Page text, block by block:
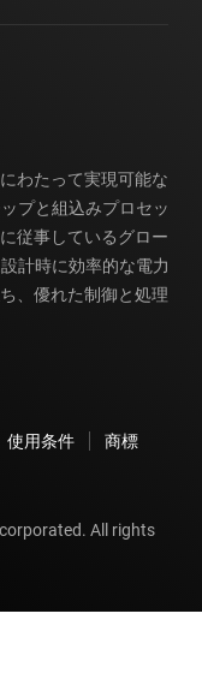
わたって実現可能な
プと組込みプロセッ
従事しているグロー
計時に効率的な電力
、優れた制御と処理
使用条件
商標
All rights